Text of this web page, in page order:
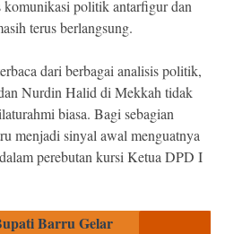
komunikasi politik antarfigur dan
terus berlangsung.
dari berbagai analisis politik,
Nurdin Halid di Mekkah tidak
biasa. Bagi sebagian
menjadi sinyal awal menguatnya
perebutan kursi Ketua DPD I
Barru Gelar